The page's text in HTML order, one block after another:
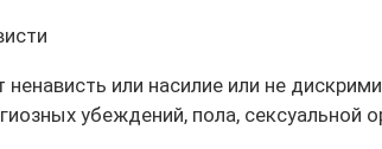
ненависть или насилие или не
убеждений, пола, сексуальной